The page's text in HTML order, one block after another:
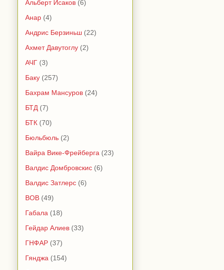
Альберт Исаков (6)
Анар (4)
Андрис Берзиньш (22)
Ахмет Давутоглу (2)
АЧГ (3)
Баку (257)
Бахрам Мансуров (24)
БТД (7)
БТК (70)
Бюльбюль (2)
Вайра Вике-Фрейберга (23)
Валдис Домбровскис (6)
Валдис Затлерс (6)
ВОВ (49)
Габала (18)
Гейдар Алиев (33)
ГНФАР (37)
Гянджа (154)